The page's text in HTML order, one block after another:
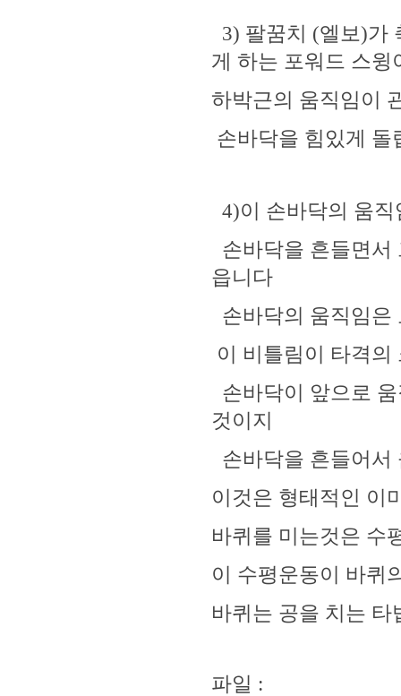
3) 팔꿈치 (엘보)가
게 하는 포워드 스윙
하박근의 움직임이
손바닥을 힘있게 돌
4)이 손바닥의 움
손바닥을 흔들면서
읍니다
손바닥의 움직임은
이 비틀림이 타격
손바닥이 앞으로
것이지
손바닥을 흔들어서
이것은 형태적인 이
바퀴를 미는것은 수
이 수평운동이 바퀴
바퀴는 공을 치는 타
파일 :